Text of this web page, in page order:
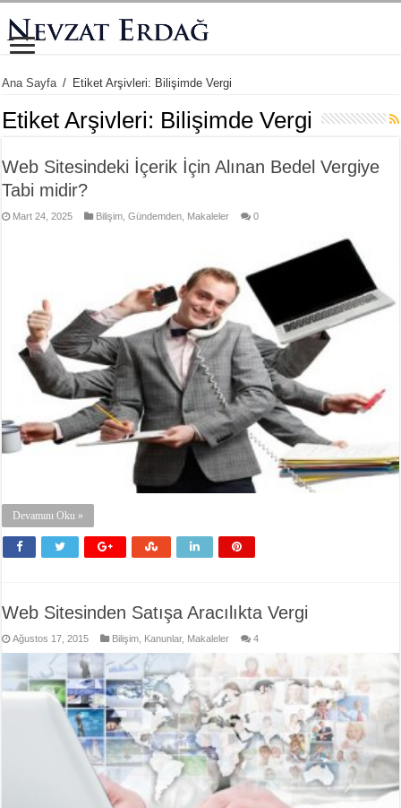
Ana Sayfa / Etiket Arşivleri: Bilişimde Vergi
Etiket Arşivleri: Bilişimde Vergi
Web Sitesindeki İçerik İçin Alınan Bedel Vergiye
Tabi midir?
Mart 24, 2025 Bilişim ,Gündemden Makaleler 0
Devamını Oku »
Web Sitesinden Satışa Aracılıkta Vergi
Ağustos 17, 2015 Bilişim Kanunlar, Makaleler 4